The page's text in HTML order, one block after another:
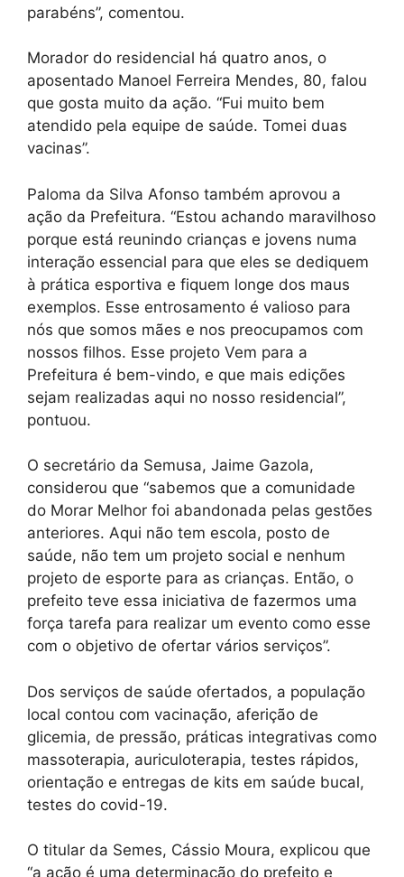
parabéns”, comentou.
Morador do residencial há quatro anos, o
aposentado Manoel Ferreira Mendes, 80, falou
que gosta muito da ação. “Fui muito bem
atendido pela equipe de saúde. Tomei duas
vacinas”.
Paloma da Silva Afonso também aprovou a
ação da Prefeitura. “Estou achando maravilhoso
porque está reunindo crianças e jovens numa
interação essencial para que eles se dediquem
à prática esportiva e fiquem longe dos maus
exemplos. Esse entrosamento é valioso para
nós que somos mães e nos preocupamos com
nossos filhos. Esse projeto Vem para a
Prefeitura é bem-vindo, e que mais edições
sejam realizadas aqui no nosso residencial”,
pontuou.
O secretário da Semusa, Jaime Gazola,
considerou que “sabemos que a comunidade
do Morar Melhor foi abandonada pelas gestões
anteriores. Aqui não tem escola, posto de
saúde, não tem um projeto social e nenhum
projeto de esporte para as crianças. Então, o
prefeito teve essa iniciativa de fazermos uma
força tarefa para realizar um evento como esse
com o objetivo de ofertar vários serviços”.
Dos serviços de saúde ofertados, a população
local contou com vacinação, aferição de
glicemia, de pressão, práticas integrativas como
massoterapia, auriculoterapia, testes rápidos,
orientação e entregas de kits em saúde bucal,
testes do covid-19.
O titular da Semes, Cássio Moura, explicou que
“a ação é uma determinação do prefeito e